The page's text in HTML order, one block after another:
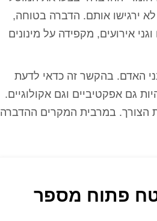
ירגישו אותם. הדברה בטוחה,
וגני אירועים, מקפידה על מינונים
האדם. בהקשר זה כדאי לדעת
גם אפקטיביים וגם אקולוגיים.
הצורך. במרבית המקרים ההדברה
פתוח מספר